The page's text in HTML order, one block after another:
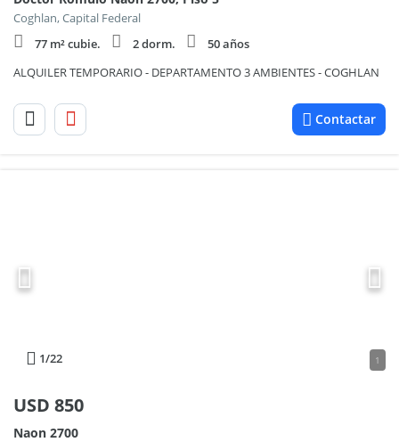
Coghlan, Capital Federal
77 m² cubie.
2 dorm.
50 años
ALQUILER TEMPORARIO - DEPARTAMENTO 3 AMBIENTES - COGHLAN
Contactar
1/22 1
USD 850
Naon 2700